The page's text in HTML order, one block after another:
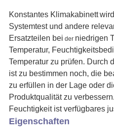
Konstantes Klimakabinett
Systemtest und andere
Ersatzteilen bei der niedrigen
Temperatur,
Temperatur zu prüfen. Durch
ist zu bestimmen noch, die
zu erfüllen in der Lage oder
Produktqualität zu
Feuchtigkeit ist verfügbares
Eigenschaften